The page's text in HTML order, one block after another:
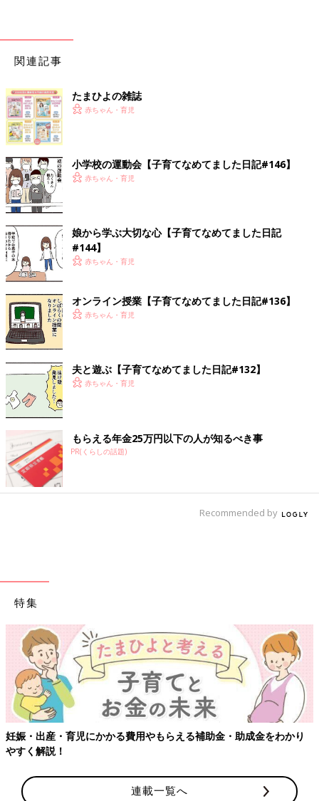
関連記事
たまひよの雑誌
赤ちゃん・育児
小学校の運動会【子育てなめてました日記#146】
赤ちゃん・育児
娘から学ぶ大切な心【子育てなめてました日記
#144】
赤ちゃん・育児
オンライン授業【子育てなめてました日記#136】
赤ちゃん・育児
夫と遊ぶ【子育てなめてました日記#132】
赤ちゃん・育児
もらえる年金25万円以下の人が知るべき事
PR(くらしの話題)
Recommended by
特集
金・助成金をわかり
【ワクチン接種できるものも】妊婦の感染
連載一覧へ